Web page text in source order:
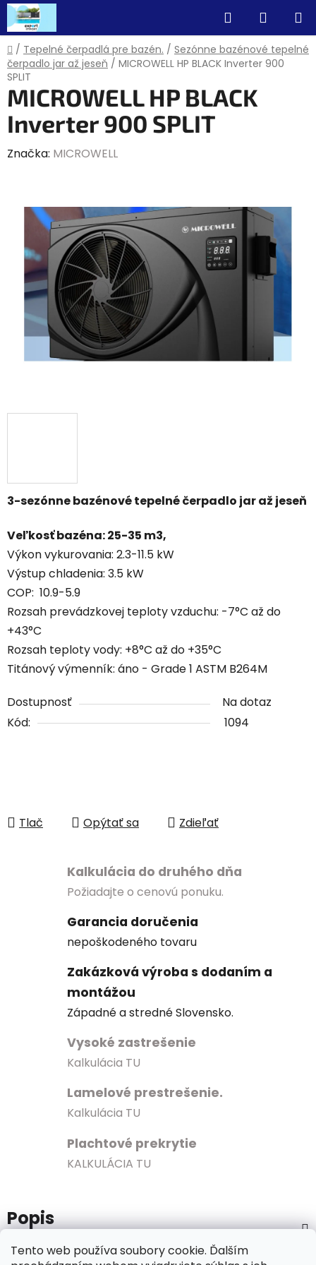
Tento web používa soubory cookie. Ďalším
Prejsť
na
obsah
Hľadať
KOŠÍK
Domov
/ Tepelné čerpadlá pre bazén. / Sezónne bazénové tepelné
čerpadlo jar až jeseň / MICROWELL HP BLACK Inverter 900
SPLIT
3-sezónne bazénové tepelné čerpadlo jar až jeseň
Veľkosť bazéna: 25-35 m3,
Výkon vykurovania: 2.3-11.5 kW
Výstup chladenia: 3.5 kW
COP: 10.9-5.9
Rozsah prevádzkovej teploty vzduchu: -7°C až do
+43°C
Rozsah teploty vody: +8°C až do +35°C
Titánový výmenník: áno - Grade 1 ASTM B264M
Dostupnosť
Na dotaz
Kód:
1094
Tlač Opýtať sa Zdieľať
MICROWELL HP BLACK
Inverter 900 SPLIT
Značka: MICROWELL
Kalkulácia do druhého dňa
Požiadajte o cenovú ponuku.
Garancia doručenia
nepoškodeného tovaru
Zakázková výroba s dodaním a
montážou
Západné a stredné Slovensko.
Vysoké zastrešenie
Kalkulácia TU
Lamelové prestrešenie.
Kalkulácia TU
Plachtové prekrytie
KALKULÁCIA TU
Popis